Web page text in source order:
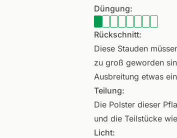
Düngung:
Rückschnitt:
Diese Stauden
zu groß geworden
Ausbreitung etwas
Teilung:
Die Polster dieser
und die Teilstücke
Licht: